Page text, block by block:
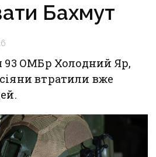
Бахмут
93 ОМБр Холодний Яр,
втратили вже